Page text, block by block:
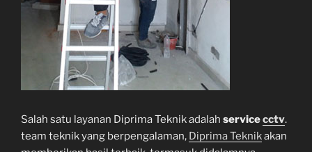
Salah satu layanan Diprima Teknik adalah servicecctv.
team teknik yang berpengalaman, Diprima Teknikakan